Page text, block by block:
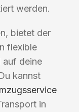
werden.
bietet der
flexible
auf deine
kannst
in